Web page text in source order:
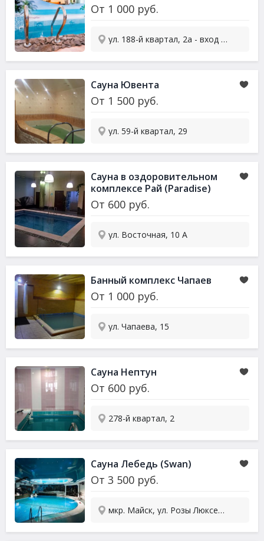
От 1 000 руб.
ул. 188-й квартал, 2а - вход со двора
Сауна Ювента
От 1 500 руб.
ул. 59-й квартал, 29
Сауна в оздоровительном
комплексе Рай (Paradise)
От 600 руб.
ул. Восточная, 10 А
Банный комплекс Чапаев
От 1 000 руб.
ул. Чапаева, 15
Сауна Нептун
От 600 руб.
278-й квартал, 2
Сауна Лебедь (Swan)
От3 500 руб.
мкр. Майск, ул. Розы Люксембург, строение 5